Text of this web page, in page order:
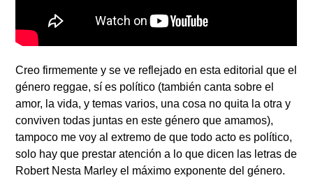
Creo firmemente y se ve reflejado en esta editorial queel
género reggae, sí es político (también canta sobre el
amor, la vida, y temas varios, una cosa no quita la otra y
conviven todas juntas en este género que amamos),
tampoco me voy al extremo de que todo acto es político,
solo hay que prestar atención a lo que dicen las letras de
Robert Nesta Marleyel máximo exponente del género.